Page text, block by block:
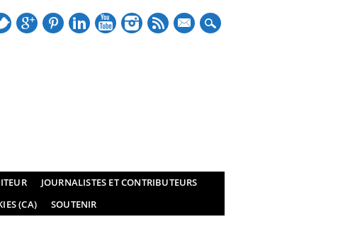
mail
JOURNALISTES ET CONTRIBUTEURS
(CA) SOUTENIR